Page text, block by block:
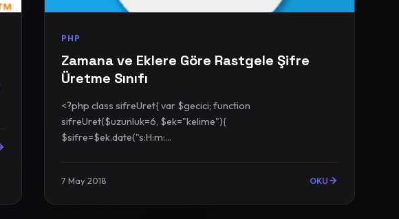
PHP
Zamana ve Eklere Göre Rastgele Şifre
Üretme Sınıfı
<?php class sifreUret{ var $gecici; function
sifreUret($uzunluk=6, $ek="kelime"){
$sifre=$ek.date("s:H:m:...
7 May 2018 OKU